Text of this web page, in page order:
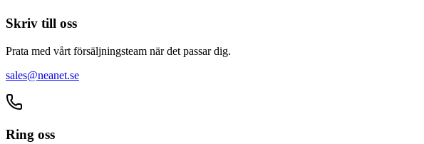
Skriv till oss
Prata med vårt försäljningsteam när det passar dig.
sales@neanet.se
Ring oss